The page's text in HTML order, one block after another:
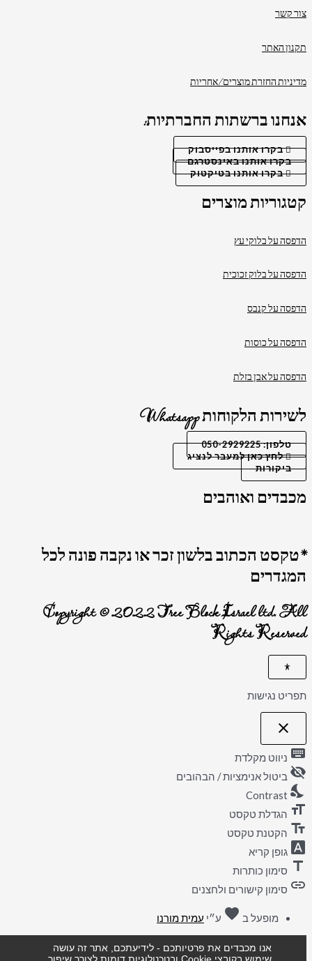
צור קשר
תקנון האתר
מדיניות החזרת מוצרים/אחריות
אנחנו ברשתות החברתיות:
בקרו אותנו בפייסבוק
בקרו אותנו באינסטרגם
בקרו אותנו בטיקטוק
קטגוריות מוצרים
הדפסה על בלוקי עץ
הדפסה על בלוק זכוכית
הדפסה על קנבס
הדפסה על כוסות
הדפסה על אבן בזלת
לשירות הלקוחות Whatsapp
טלפון: 050-2929225
לחץ כאן למעבר לנציג
ביקורות
מכבדים ואוהבים
*טקסט הכתוב בלשון זכר או נקבה פונה לכל
המגדרים
Copyright © 2022 Tree Block Israel ltd. All
Rights Reserved
תפריט נגישות
close
פתיחה וסגירה של תפריט הנגישות
keyboard ניווט מקלדת
visibility_off ביטול אנימציות / הבהובים
nights_stay
Contrast
format_size הגדלת טקסט
text_fields הקטנת טקסט
font_download גופן קריא
title סימון כותרות
link סימון קישורים ולחצנים
מופעל ב favorite ע״י עמית מורנו
אנו מכבדים את פרטיותכם - לידיעתכם, אתר זה עושה
שימוש בקובצי Cookie ובטכנולוגיות דומות לצורך שיפור